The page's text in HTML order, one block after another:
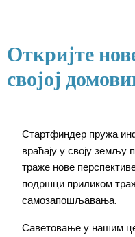
Откријте
својој
Стартфиндер пружа
враћају у своју земљу
траже нове
подршци приликом
самозапошљавања.
Саветовање у нашим